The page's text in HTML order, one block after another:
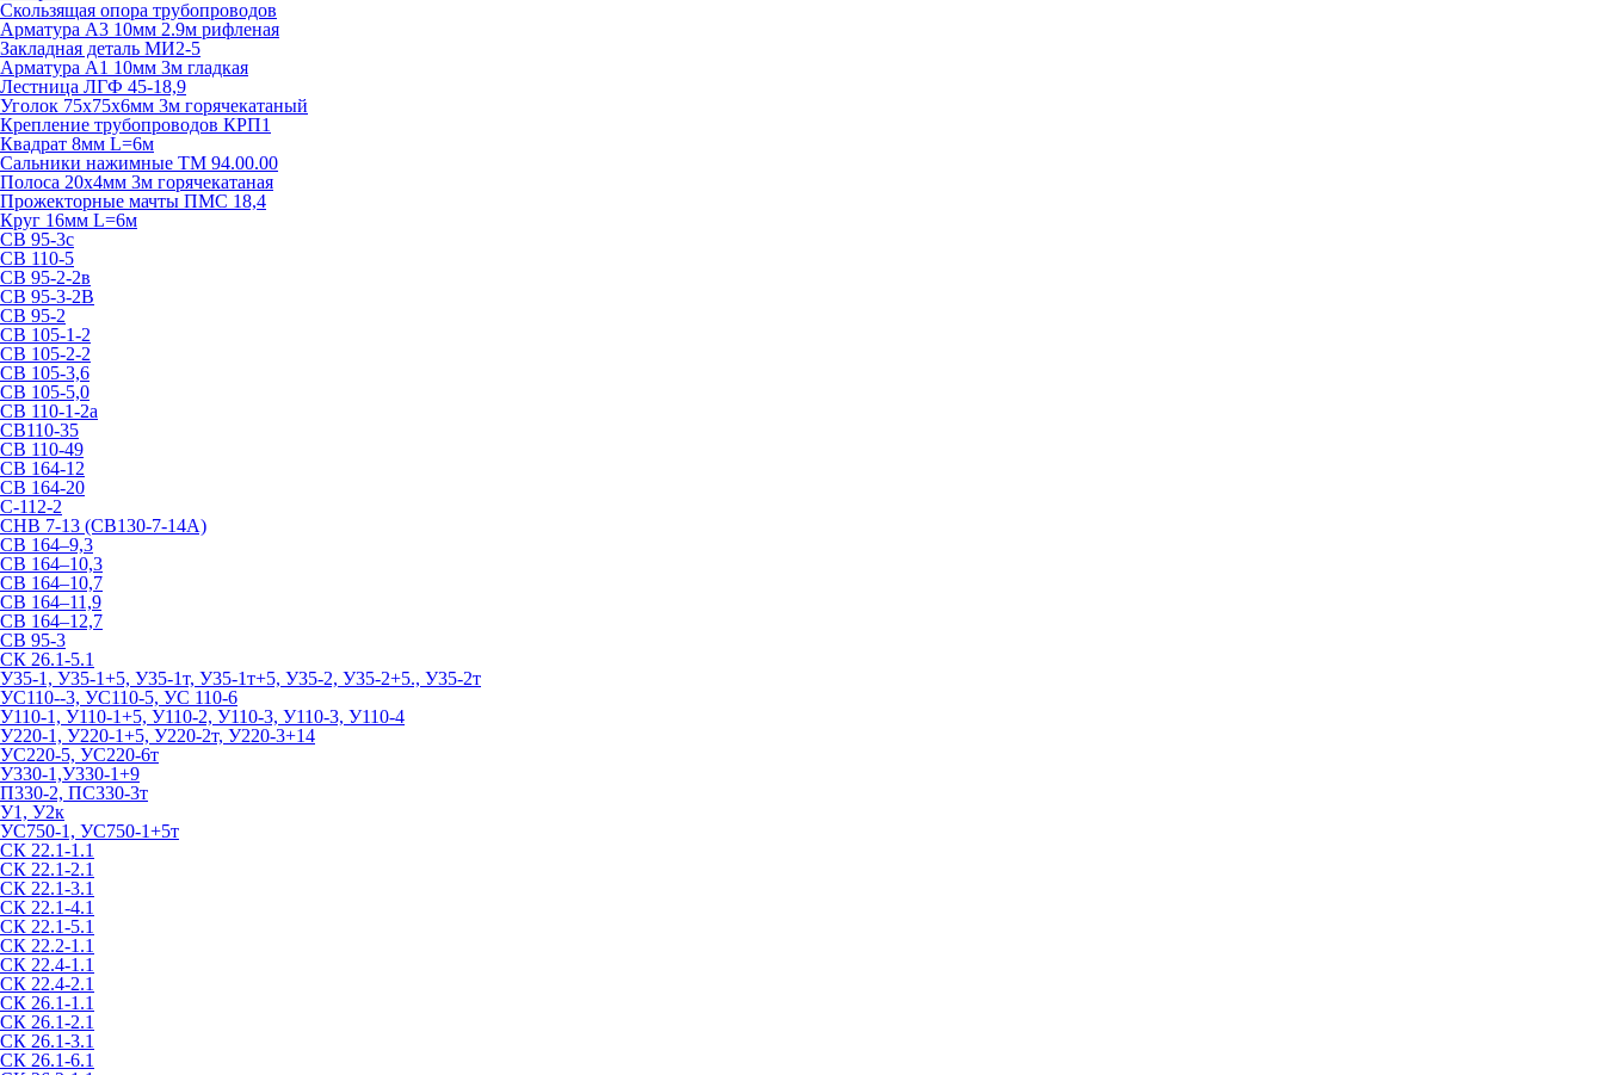
Скользящая опора трубопроводов
Арматура А3 10мм 2.9м рифленая
Закладная деталь МИ2-5
Арматура А1 10мм 3м гладкая
Лестница ЛГФ 45-18,9
Уголок 75х75х6мм 3м горячекатаный
Крепление трубопроводов КРП1
Квадрат 8мм L=6м
Сальники нажимные ТМ 94.00.00
Полоса 20х4мм 3м горячекатаная
Прожекторные мачты ПМС 18,4
Круг 16мм L=6м
СВ 95-3с
СВ 110-5
СВ 95-2-2в
СВ 95-3-2В
СВ 95-2
СВ 105-1-2
СВ 105-2-2
СВ 105-3,6
СВ 105-5,0
СВ 110-1-2а
СВ110-35
СВ 110-49
СВ 164-12
СВ 164-20
С-112-2
СНВ 7-13 (СВ130-7-14А)
СВ 164–9,3
СВ 164–10,3
СВ 164–10,7
СВ 164–11,9
СВ 164–12,7
СВ 95-3
СК 26.1-5.1
У35-1, У35-1+5, У35-1т, У35-1т+5, У35-2, У35-2+5., У35-2т
УС110--3, УС110-5, УС 110-6
У110-1, У110-1+5, У110-2, У110-3, У110-3, У110-4
У220-1, У220-1+5, У220-2т, У220-3+14
УС220-5, УС220-6т
У330-1,У330-1+9
П330-2, ПС330-3т
У1, У2к
УС750-1, УС750-1+5т
СК 22.1-1.1
СК 22.1-2.1
СК 22.1-3.1
СК 22.1-4.1
СК 22.1-5.1
СК 22.2-1.1
СК 22.4-1.1
СК 22.4-2.1
СК 26.1-1.1
СК 26.1-2.1
СК 26.1-3.1
СК 26.1-6.1